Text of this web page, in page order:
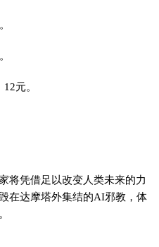
元。
将凭借足以改变人类未来的力
在达摩塔外集结的AI邪教，体